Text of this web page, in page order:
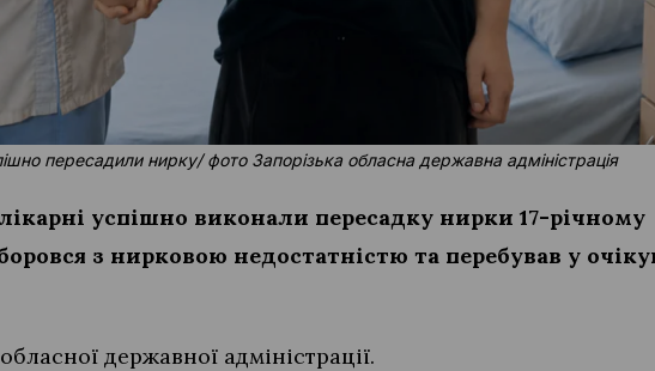
пересадили нирку/ фото Запорізька обласна державна адміністрація
успішно виконали пересадку нирки 17-річному
з нирковою недостатністю та перебував у
державної адміністрації.